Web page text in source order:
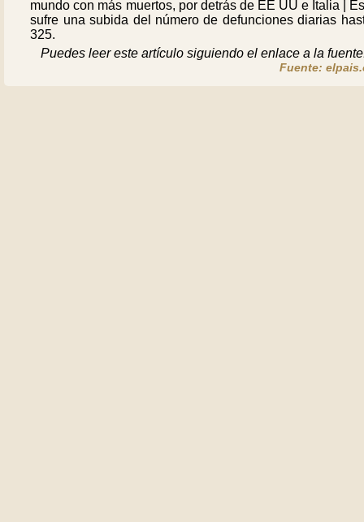
mundo con más muertos, por detrás de EE UU e Italia |
sufre una subida del número de defunciones diarias
325.
Puedes leer este artículo siguiendo el enlace a la
Fuente: